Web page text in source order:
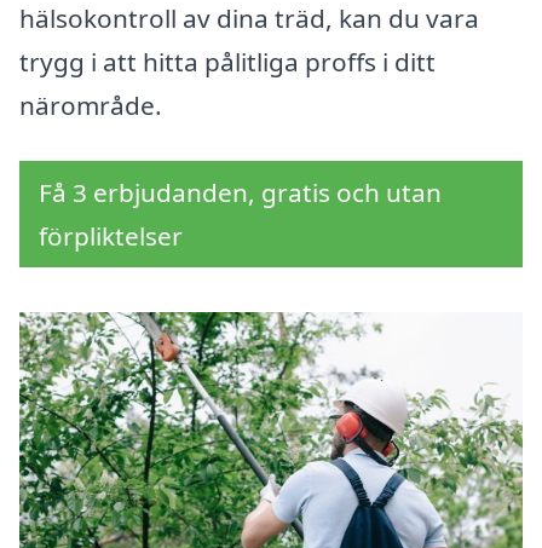
hälsokontroll av dina träd, kan du vara
trygg i att hitta pålitliga proffs i ditt
närområde.
Få 3 erbjudanden, gratis och utan
förpliktelser